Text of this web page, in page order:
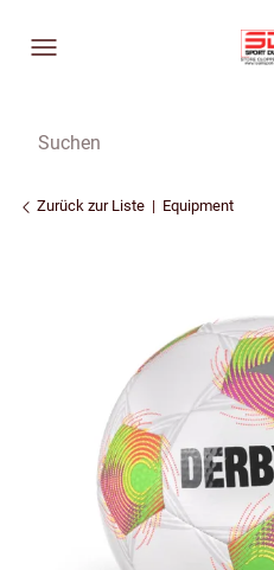
Zurück zur Liste Equipment